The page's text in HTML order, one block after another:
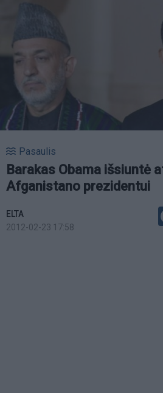
Pasaulis
Barakas Obama išsiuntė
Afganistano prezidentui
ELTA
2012-02-23 17:58